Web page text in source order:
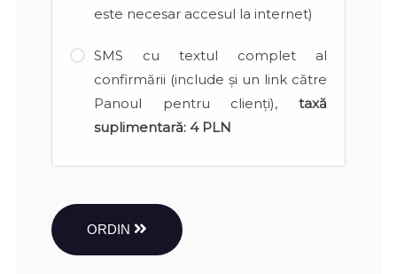
este necesar accesul la internet)
SMS cu textul complet al
confirmării (include și un link către
Panoul pentru clienți), taxă
suplimentară: 4 PLN
ORDIN